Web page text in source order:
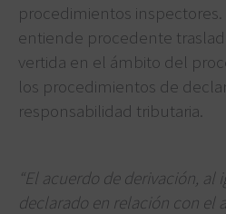
procedimientos inspectores.
entiende procedente
vertida en el ámbito del
los procedimientos de
responsabilidad tributaria.
“El acuerdo de derivación, al
declarado en relación con el